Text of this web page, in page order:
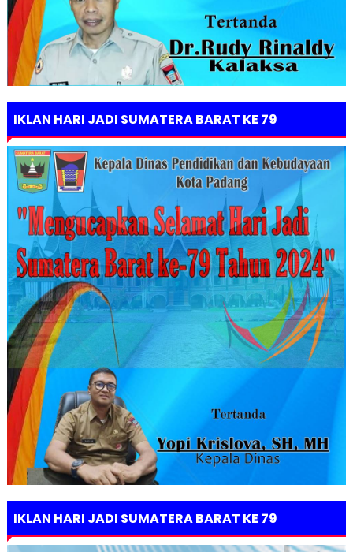
IKLAN HARI JADI SUMATERA BARAT KE 79
IKLAN HARI JADI SUMATERA BARAT KE 79